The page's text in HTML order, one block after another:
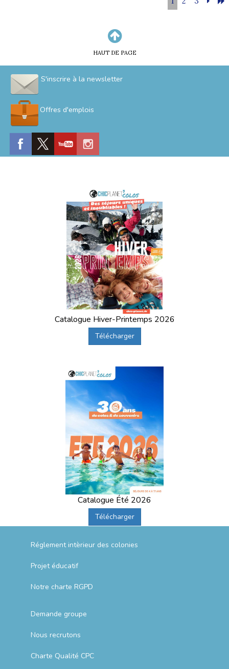
HAUT DE PAGE
S'inscrire à la newsletter
Offres d'emplois
Catalogue Hiver-Printemps 2026
Télécharger
Catalogue Été 2026
Télécharger
Réglement intèrieur des colonies
Projet éducatif
Notre charte RGPD
Demande groupe
Nous recrutons
Charte Qualité CPC